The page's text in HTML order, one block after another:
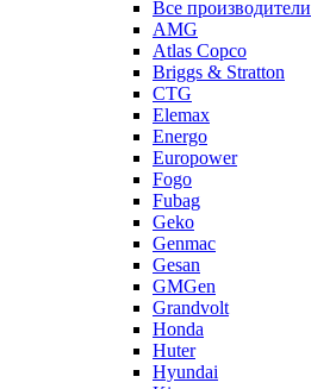
Все производители
AMG
Atlas Copco
Briggs & Stratton
CTG
Elemax
Energo
Europower
Fogo
Fubag
Geko
Genmac
Gesan
GMGen
Grandvolt
Honda
Huter
Hyundai